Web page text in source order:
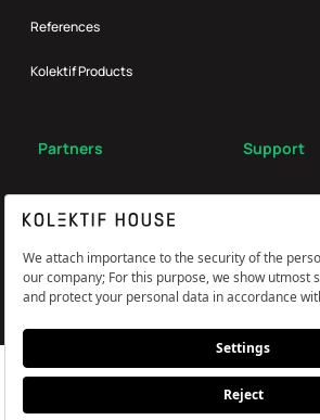
References
Kolektif Products
Partners Support
Çerez Tercihlerini Yönetin
Information and Explicit Consent Statement